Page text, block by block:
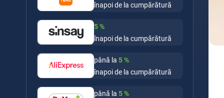
înapoi de la cumpărătură
5%
înapoi de la cumpărătură
până la 5%
înapoi de la cumpărătură
până la 5%